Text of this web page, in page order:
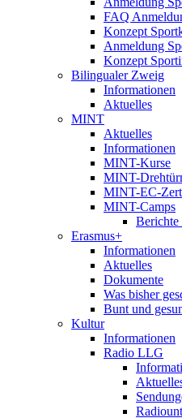
FAQ
Konzept
Anmeldung
Konzept
Bilingualer Zweig
Informationen
Aktuelles
MINT
Aktuelles
Informationen
MINT-Kurse
MINT-
MINT-EC-
MINT-Camps
Erasmus+
Informationen
Aktuelles
Dokumente
Was bisher
Bunt und
Kultur
Informationen
Radio LLG